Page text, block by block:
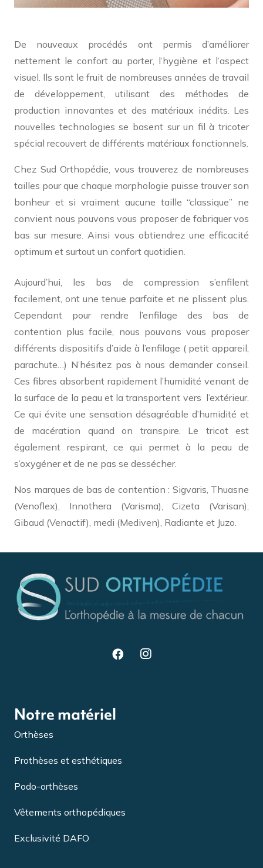
De nouveaux procédés ont permis d’améliorer
nettement le confort au porter, l’hygiène et l’aspect
visuel. Ils sont le fruit de nombreuses années de travail
de développement, utilisant des méthodes de
production innovantes et des matériaux inédits. Les
nouvelles technologies se basent sur un fil à tricoter
spécial recouvert de différents matériaux fonctionnels.
Chez Sud Orthopédie, vous trouverez de nombreuses
tailles pour que chaque morphologie puisse trouver son
bonheur et si vraiment aucune taille “classique” ne
convient nous pouvons vous proposer de fabriquer vos
bas sur mesure. Ainsi vous obtiendrez une efficacité
optimum et surtout un confort quotidien.
Aujourd’hui, les bas de compression s’enfilent
facilement, ont une tenue parfaite et ne plissent plus.
Cependant pour rendre l’enfilage des bas de
contention plus facile, nous pouvons vous proposer
différents dispositifs d’aide à l’enfilage ( petit appareil,
parachute…) N’hésitez pas à nous demander conseil.
Ces fibres absorbent rapidement l’humidité venant de
la surface de la peau et la transportent vers l’extérieur.
Ce qui évite une sensation désagréable d’humidité et
de macération quand on transpire. Le tricot est
également respirant, ce qui permet à la peau de
s’oxygéner et de ne pas se dessécher.
Nos marques de bas de contention : Sigvaris, Thuasne
(Venoflex), Innothera (Varisma), Cizeta (Varisan),
Gibaud (Venactif), medi (Mediven), Radiante et Juzo.
Notre matériel
Orthèses
Prothèses et esthétiques
Podo-orthèses
Vêtements orthopédiques
Exclusivité DAFO